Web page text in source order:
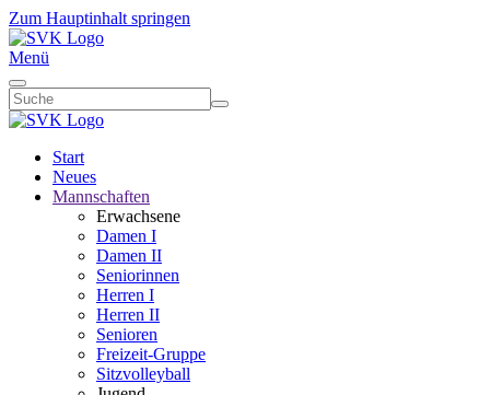
Zum Hauptinhalt springen
Menü
Start
Neues
Mannschaften
Erwachsene
Damen I
Damen II
Seniorinnen
Herren I
Herren II
Senioren
Freizeit-Gruppe
Sitzvolleyball